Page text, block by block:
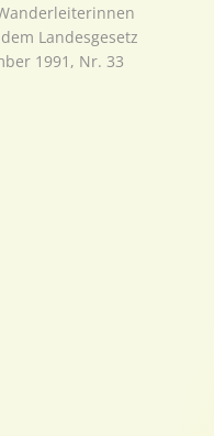
Landesgesetz
1991, Nr. 33